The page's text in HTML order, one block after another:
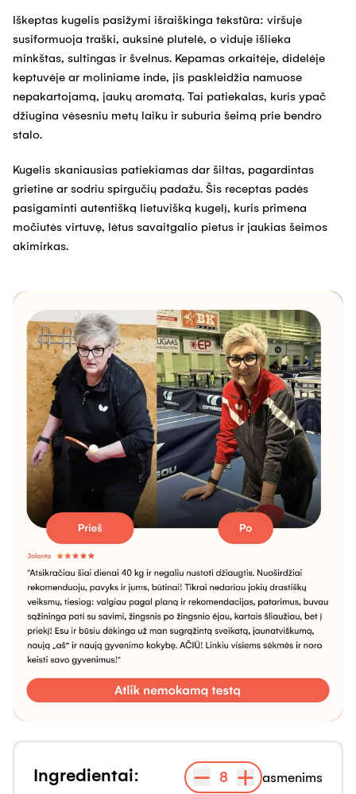
Iškeptas kugelis pasižymi išraiškinga tekstūra: viršuje
susiformuoja traški, auksinė plutelė, o viduje išlieka
minkštas, sultingas ir švelnus. Kepamas orkaitėje, didelėje
keptuvėje ar moliniame inde, jis paskleidžia namuose
nepakartojamą, jaukų aromatą. Tai patiekalas, kuris ypač
džiugina vėsesniu metų laiku ir suburia šeimą prie bendro
stalo.
Kugelis skaniausias patiekiamas dar šiltas, pagardintas
grietine ar sodriu spirgučių padažu. Šis receptas padės
pasigaminti autentišką lietuvišką kugelį, kuris primena
močiutės virtuvę, lėtus savaitgalio pietus ir jaukias šeimos
akimirkas.
Ingredientai: 8 asmenims